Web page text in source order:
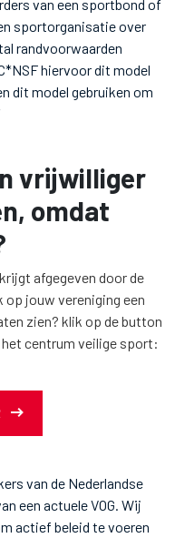
van een sportbond of
sportorganisatie over
randvoorwaarden
hiervoor dit model
dit model gebruiken om
vrijwilliger
omdat
afgegeven door de
jouw vereniging een
zien? klik op de button
centrum veilige sport:
van de Nederlandse
een actuele VOG. Wij
actief beleid te voeren